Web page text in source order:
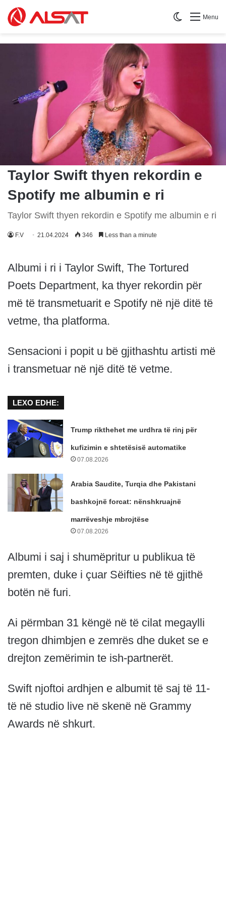
Menu
Switch skin
Taylor Swift thyen rekordin e
Spotify me albumin e ri
Taylor Swift thyen rekordin e Spotify me albumin e ri
F.V 21.04.2024 346 Less than a minute
Albumi i ri i Taylor Swift, The Tortured
Poets Department, ka thyer rekordin për
më të transmetuarit e Spotify në një ditë të
vetme, tha platforma.
Sensacioni i popit u bë gjithashtu artisti më
i transmetuar në një ditë të vetme.
LEXO EDHE:
Trump rikthehet me urdhra të rinj për
kufizimin e shtetësisë automatike
07.08.2026
Arabia Saudite, Turqia dhe Pakistani
bashkojnë forcat: nënshkruajnë
marrëveshje mbrojtëse
07.08.2026
Albumi i saj i shumëpritur u publikua të
premten, duke i çuar Sëifties në të gjithë
botën në furi.
Ai përmban 31 këngë në të cilat megaylli
tregon dhimbjen e zemrës dhe duket se e
drejton zemërimin te ish-partnerët.
Swift njoftoi ardhjen e albumit të saj të 11-
të në studio live në skenë në Grammy
Awards në shkurt.